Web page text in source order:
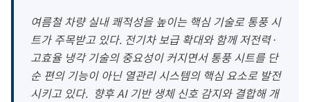
여름철 차량 실내 쾌적성을 높이는 핵심 기술로 통풍 시
트가 주목받고 있다. 전기차 보급 확대와 함께 저전력·
고효율 냉각 기술의 중요성이 커지면서 통풍 시트를 단
순 편의 기능이 아닌 열관리 시스템의 핵심 요소로 발전
시키고 있다. 향후AI기반 생체 신호 감지와 결합해 개